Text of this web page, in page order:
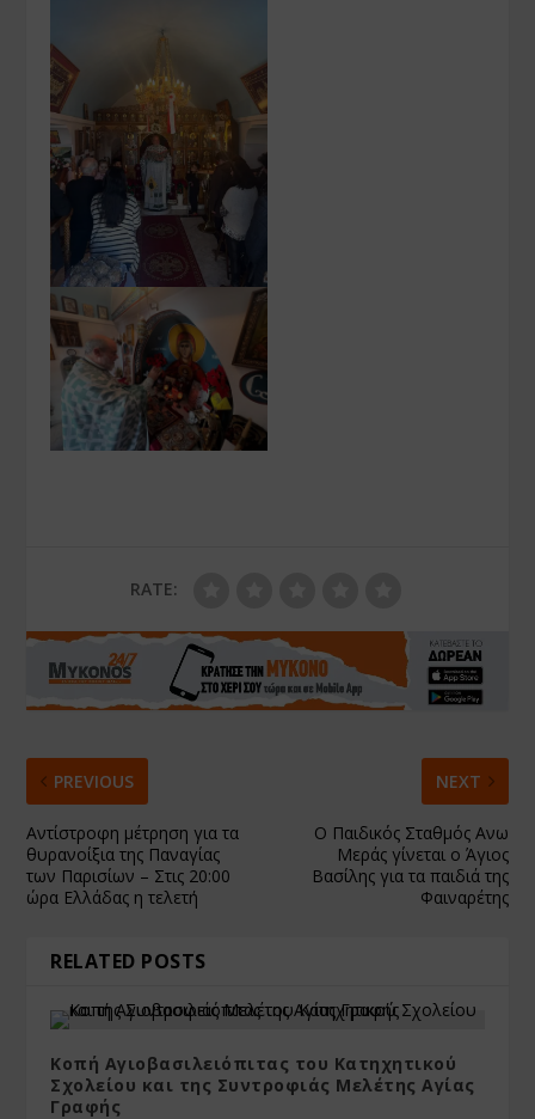
RATE:
PREVIOUS
Αντίστροφη μέτρηση για τα
θυρανοίξια της Παναγίας
των Παρισίων – Στις 20:00
ώρα Ελλάδας η τελετή
NEXT
Ο Παιδικός Σταθμός Ανω
Μεράς γίνεται ο Άγιος
Βασίλης για τα παιδιά της
Φαιναρέτης
RELATED POSTS
Κοπή Αγιοβασιλειόπιτας του Κατηχητικού
Σχολείου και της Συντροφιάς Μελέτης Αγίας
Γραφής